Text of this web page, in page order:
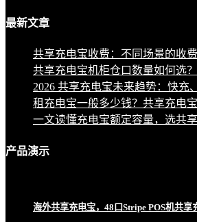
最新文章
共享充电宝收费：不同场景的收
共享充电宝机柜仓口数量如何选
2026 共享充电宝未来趋势：快充
租充电宝一般多少钱？共享充电
一文读懂充电宝额定容量，选共
产品演示
海外共享充电宝，48口Stripe POS机共享